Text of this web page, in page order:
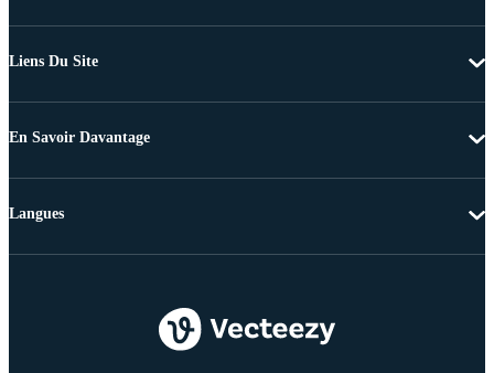
Liens Du Site
En Savoir Davantage
Langues